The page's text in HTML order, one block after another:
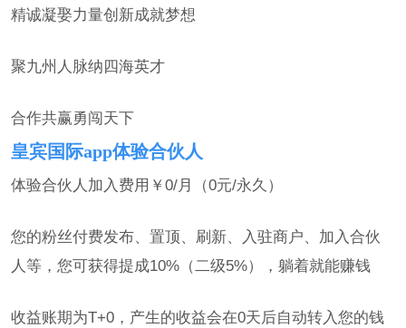
精诚凝娶力量创新成就梦想
聚九州人脉纳四海英才
合作共赢勇闯天下
皇宾国际app体验合伙人
体验合伙人加入费用￥0/月（0元/永久）
您的粉丝付费发布、置顶、刷新、入驻商户、加入合伙
人等，您可获得提成10%（二级5%），躺着就能赚钱
收益账期为T+0，产生的收益会在0天后自动转入您的钱